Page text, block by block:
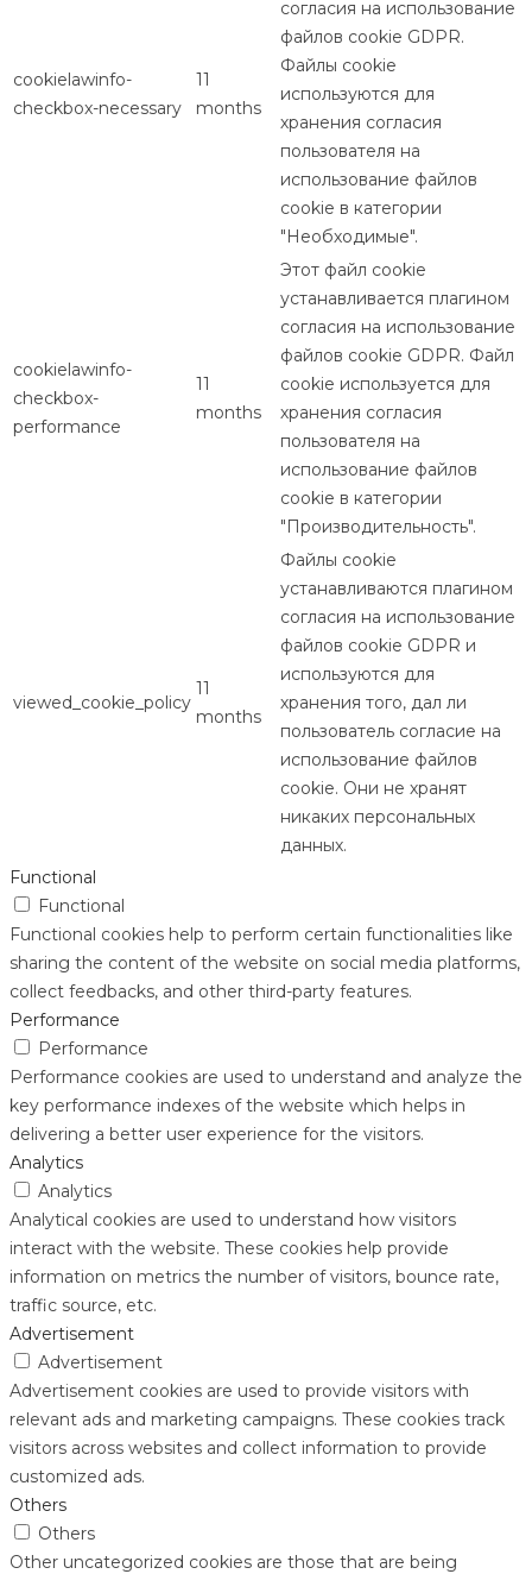
cookielawinfo-
checkbox-necessary
11
months
согласия на использование
файлов cookie GDPR.
Файлы cookie
используются для
хранения согласия
пользователя на
использование файлов
cookie в категории
"Необходимые".
cookielawinfo-
checkbox-
performance
11
months
Этот файл cookie
устанавливается плагином
согласия на использование
файлов cookie GDPR. Файл
cookie используется для
хранения согласия
пользователя на
использование файлов
cookie в категории
"Производительность".
viewed_cookie_policy
11
months
Файлы cookie
устанавливаются плагином
согласия на использование
файлов cookie GDPR и
используются для
хранения того, дал ли
пользователь согласие на
использование файлов
cookie. Они не хранят
никаких персональных
данных.
Functional
Functional
Functional cookies help to perform certain functionalities like
sharing the content of the website on social media platforms,
collect feedbacks, and other third-party features.
Performance
Performance
Performance cookies are used to understand and analyze the
key performance indexes of the website which helps in
delivering a better user experience for the visitors.
Analytics
Analytics
Analytical cookies are used to understand how visitors
interact with the website. These cookies help provide
information on metrics the number of visitors, bounce rate,
traffic source, etc.
Advertisement
Advertisement
Advertisement cookies are used to provide visitors with
relevant ads and marketing campaigns. These cookies track
visitors across websites and collect information to provide
customized ads.
Others
Others
Other uncategorized cookies are those that are being